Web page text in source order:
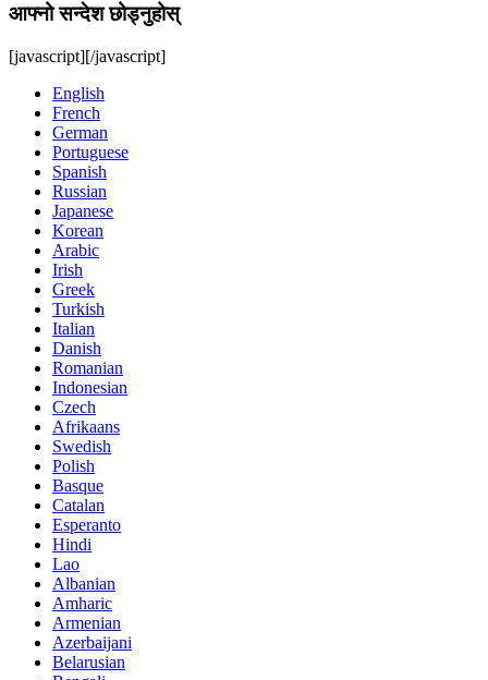
आफ्नो सन्देश छोड्नुहोस्
[javascript][/javascript]
English
French
German
Portuguese
Spanish
Russian
Japanese
Korean
Arabic
Irish
Greek
Turkish
Italian
Danish
Romanian
Indonesian
Czech
Afrikaans
Swedish
Polish
Basque
Catalan
Esperanto
Hindi
Lao
Albanian
Amharic
Armenian
Azerbaijani
Belarusian